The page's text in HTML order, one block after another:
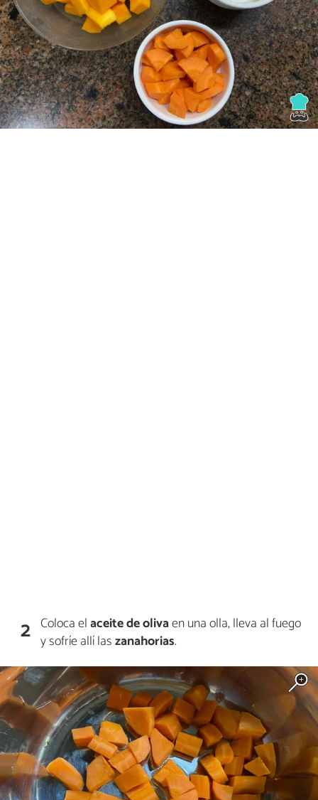
2 Coloca elaceite de olivaen una olla, lleva al fuego
y sofríe allí laszanahorias.